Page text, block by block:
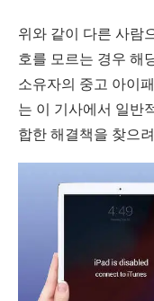
위와 같이 다른 사람
호를 모르는 경우 해
소유자의 중고 아이
는 이 기사에서 일반
합한 해결책을 찾으